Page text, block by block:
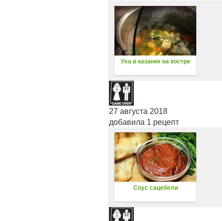
Уха в казанке на костре
27 августа 2018
добавила 1 рецепт
Соус сацебели